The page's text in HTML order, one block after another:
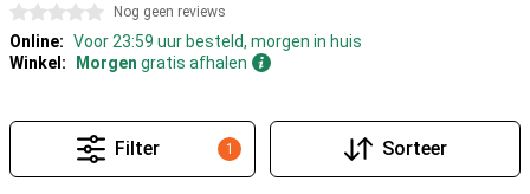
0 sterren Nog geen reviews
Online: Voor 23:59 uur besteld, morgen in huis
Winkel:
Morgen gratis afhalen
1
Filter Sorteer